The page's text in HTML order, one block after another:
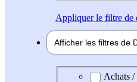
Appliquerle filtre de
Afficher les filtres de
Domaine Achats